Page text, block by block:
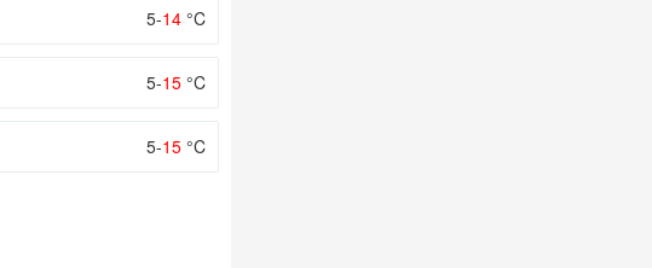
5-14 °C
5-15 °C
5-15 °C